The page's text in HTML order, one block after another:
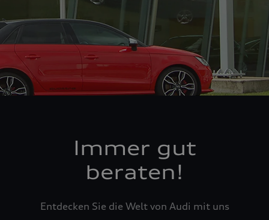
Immer gut
beraten!
Entdecken Sie die Welt von Audi mit uns